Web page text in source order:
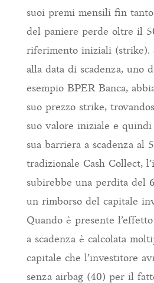
suoi premi mensili fin
del paniere perde oltre il
riferimento iniziali (strike).
alla data di scadenza, uno
esempio BPER Banca,
suo prezzo strike,
suo valore iniziale e
sua barriera a scadenza al
tradizionale Cash Collect,
subirebbe una perdita del
un rimborso del capitale
Quando è presente
a scadenza è calcolata
capitale che l’investitore
senza airbag (40) per il